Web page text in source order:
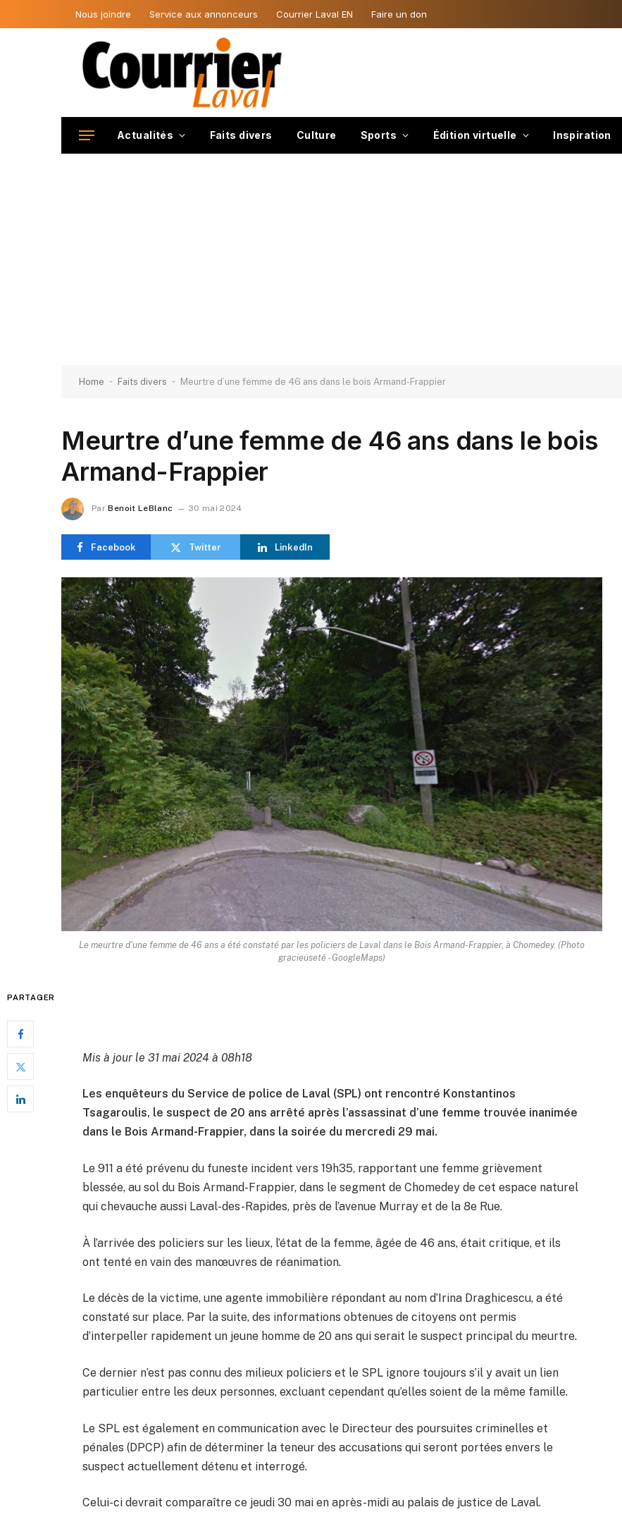
Nous joindre Service aux annonceurs Courrier Laval EN Faire un don
Actualités Faits divers Culture Sports Édition virtuelle Inspiration
Home - Faits divers - Meurtre d’une femme de 46 ans dans le bois Armand-Frappier
Meurtre d’une femme de 46 ans dans le bois
Armand-Frappier
Par Benoit LeBlanc 30 mai 2024
Facebook Twitter LinkedIn
Le meurtre d'une femme de 46 ans a été constaté par les policiers de Laval dans le Bois Armand-Frappier, à Chomedey. (Photo
gracieuseté - GoogleMaps)
PARTAGER
Mis à jour le 31 mai 2024 à 08h18
Les enquêteurs du Service de police de Laval (SPL) ont rencontré Konstantinos
Tsagaroulis, le suspect de 20 ans arrêté après l’assassinat d’une femme trouvée inanimée
dans le Bois Armand-Frappier, dans la soirée du mercredi 29 mai.
Le 911 a été prévenu du funeste incident vers 19h35, rapportant une femme grièvement
blessée, au sol du Bois Armand-Frappier, dans le segment de Chomedey de cet espace naturel
qui chevauche aussi Laval-des-Rapides, près de l’avenue Murray et de la 8e Rue.
À l’arrivée des policiers sur les lieux, l’état de la femme, âgée de 46 ans, était critique, et ils
ont tenté en vain des manœuvres de réanimation.
Le décès de la victime, une agente immobilière répondant au nom d’Irina Draghicescu, a été
constaté sur place. Par la suite, des informations obtenues de citoyens ont permis
d’interpeller rapidement un jeune homme de 20 ans qui serait le suspect principal du meurtre.
Ce dernier n’est pas connu des milieux policiers et le SPL ignore toujours s’il y avait un lien
particulier entre les deux personnes, excluant cependant qu’elles soient de la même famille.
Le SPL est également en communication avec le Directeur des poursuites criminelles et
pénales (DPCP) afin de déterminer la teneur des accusations qui seront portées envers le
suspect actuellement détenu et interrogé.
Celui-ci devrait comparaître ce jeudi 30 mai en après-midi au palais de justice de Laval.